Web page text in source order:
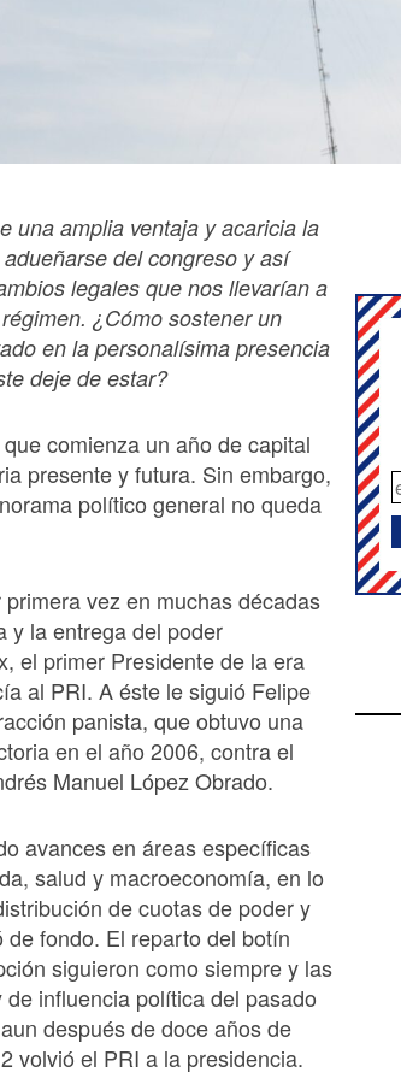
una amplia ventaja y acaricia la
del congreso y así
legales que nos llevarían a
¿Cómo sostener un
en la personalísima presencia
deje de estar?
comienza un año de capital
presente y futura. Sin embargo,
político general no queda
vez en muchas décadas
y la entrega del poder
el primer Presidente de la era
al PRI. A éste le siguió Felipe
panista, que obtuvo una
en el año 2006, contra el
Manuel López Obrado.
avances en áreas específicas
salud y macroeconomía, en lo
de cuotas de poder y
fondo. El reparto del botín
siguieron como siempre y las
influencia política del pasado
después de doce años de
volvió el PRI a la presidencia.